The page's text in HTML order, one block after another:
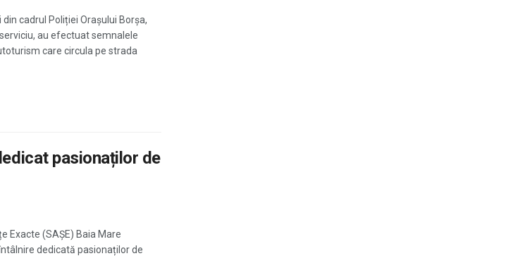
cadrul Poliției Orașului Borșa,
au efectuat semnalele
care circula pe strada
pasionaților de
Exacte (SAȘE) Baia Mare
dedicată pasionaților de